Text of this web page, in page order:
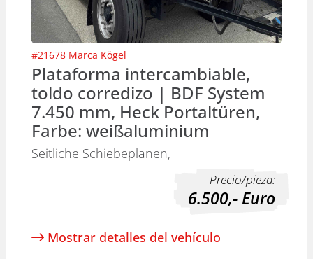
#21678Marca Kögel
Plataforma intercambiable,
toldo corredizo | BDF System
7.450 mm, Heck Portaltüren,
Farbe: weißaluminium
Seitliche Schiebeplanen,
Precio/pieza:
6.500,-Euro
Mostrar detalles del vehículo